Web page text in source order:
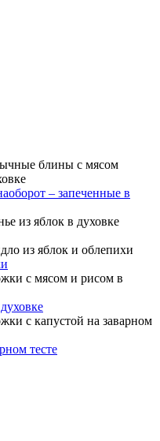
– запеченные в
тесте